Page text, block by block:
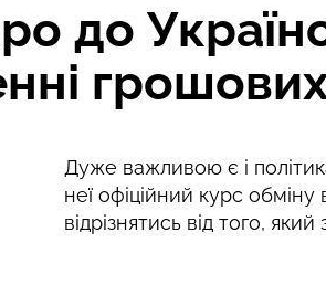
до
Дуже важливою є і
неї офіційний курс
відрізнятись від того,